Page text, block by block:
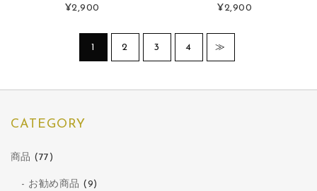
¥2,900 ¥2,900
1 2 3 4 ≫
CATEGORY
商品 (77)
お勧め商品 (9)